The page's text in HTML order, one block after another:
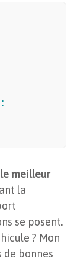
meilleur
la
se posent.
? Mon
bonnes